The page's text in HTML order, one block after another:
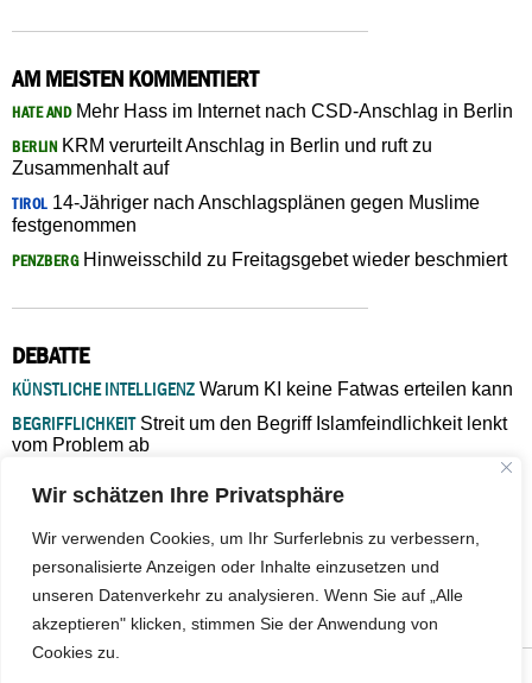
Wir schätzen Ihre Privatsphäre
Wir verwenden Cookies, um Ihr Surferlebnis zu verbessern,
personalisierte Anzeigen oder Inhalte einzusetzen und
unseren Datenverkehr zu analysieren. Wenn Sie auf „Alle
akzeptieren" klicken, stimmen Sie der Anwendung von
Cookies zu.
AM MEISTEN KOMMENTIERT
HATE ANDMehr Hass im Internet nach CSD-Anschlag in Berlin
BERLIN KRM verurteilt Anschlag in Berlin und ruft zu
Zusammenhalt auf
TIROL14-Jähriger nach Anschlagsplänen gegen Muslime
festgenommen
PENZBERGHinweisschild zu Freitagsgebet wieder beschmiert
DEBATTE
KÜNSTLICHE INTELLIGENZ Warum KI keine Fatwas erteilen kann
BEGRIFFLICHKEITStreit um den Begriff Islamfeindlichkeit lenkt
vom Problem ab
Verantwortung bleibt“
ISLAMISCHE FAKULTÄT IN MÜNSTEREine kritische Schwelle für
die deutsche Religionspolitik
GASTBEITRAGWarum die muslimische Welt eine neue